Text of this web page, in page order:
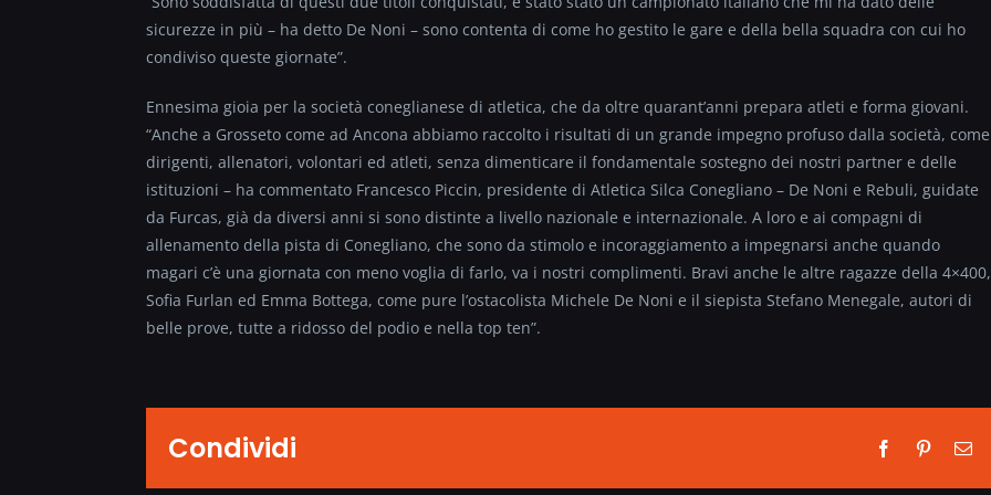
sicurezze in più – ha detto De Noni – sono contenta di come ho gestito le gare e della bella squadra con cui ho
condiviso queste giornate”.
Ennesima gioia per la società coneglianese di atletica, che da oltre quarant’anni prepara atleti e forma giovani.
“Anche a Grosseto come ad Ancona abbiamo raccolto i risultati di un grande impegno profuso dalla società, come
dirigenti, allenatori, volontari ed atleti, senza dimenticare il fondamentale sostegno dei nostri partner e delle
istituzioni – ha commentato Francesco Piccin, presidente di Atletica Silca Conegliano – De Noni e Rebuli, guidate
da Furcas, già da diversi anni si sono distinte a livello nazionale e internazionale. A loro e ai compagni di
allenamento della pista di Conegliano, che sono da stimolo e incoraggiamento a impegnarsi anche quando
magari c’è una giornata con meno voglia di farlo, va i nostri complimenti. Bravi anche le altre ragazze della 4×400,
Sofia Furlan ed Emma Bottega, come pure l’ostacolista Michele De Noni e il siepista Stefano Menegale, autori di
belle prove, tutte a ridosso del podio e nella top ten”.
Condividi Facebook
Pinterest